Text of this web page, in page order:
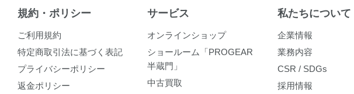
規約・ポリシー
ご利用規約
特定商取引法に基づく表記
プライバシーポリシー
返金ポリシー
サービス
オンラインショップ
ショールーム「PROGEAR
半蔵門」
中古買取
私たちについて
企業情報
業務内容
CSR / SDGs
採用情報